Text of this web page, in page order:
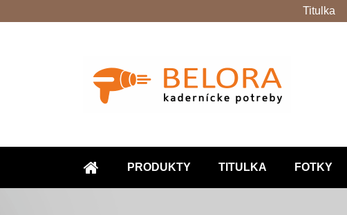
ÚVOD
PRODUKTY TITULKA FOTKY
Titulka